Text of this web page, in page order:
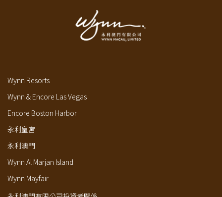
Wynn Resorts
Wynn & Encore Las Vegas
Encore Boston Harbor
永利皇宮
永利澳門
Wynn Al Marjan Island
Wynn Mayfair